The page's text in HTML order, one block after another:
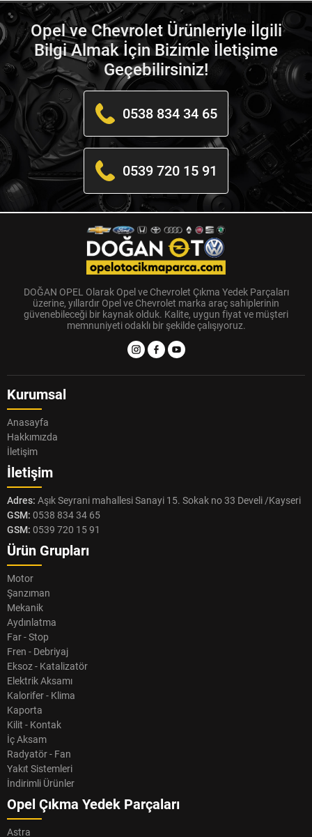
Opel ve Chevrolet Ürünleriyle İlgili
Bilgi Almak İçin Bizimle İletişime
Geçebilirsiniz!
0538 834 34 65
0539 720 15 91
DOĞAN OPEL Olarak Opel ve Chevrolet Çıkma Yedek Parçaları
üzerine, yıllardır Opel ve Chevrolet marka araç sahiplerinin
güvenebileceği bir kaynak olduk. Kalite, uygun fiyat ve müşteri
memnuniyeti odaklı bir şekilde çalışıyoruz.
Kurumsal
Anasayfa
Hakkımızda
İletişim
İletişim
Adres: Aşık Seyrani mahallesi Sanayi 15. Sokak no 33 Develi /Kayseri
GSM: 0538 834 34 65
GSM: 0539 720 15 91
Ürün Grupları
Motor
Şanzıman
Mekanik
Aydınlatma
Far - Stop
Fren - Debriyaj
Eksoz - Katalizatör
Elektrik Aksamı
Kalorifer - Klima
Kaporta
Kilit - Kontak
İç Aksam
Radyatör - Fan
Yakıt Sistemleri
İndirimli Ürünler
Opel Çıkma Yedek Parçaları
Astra